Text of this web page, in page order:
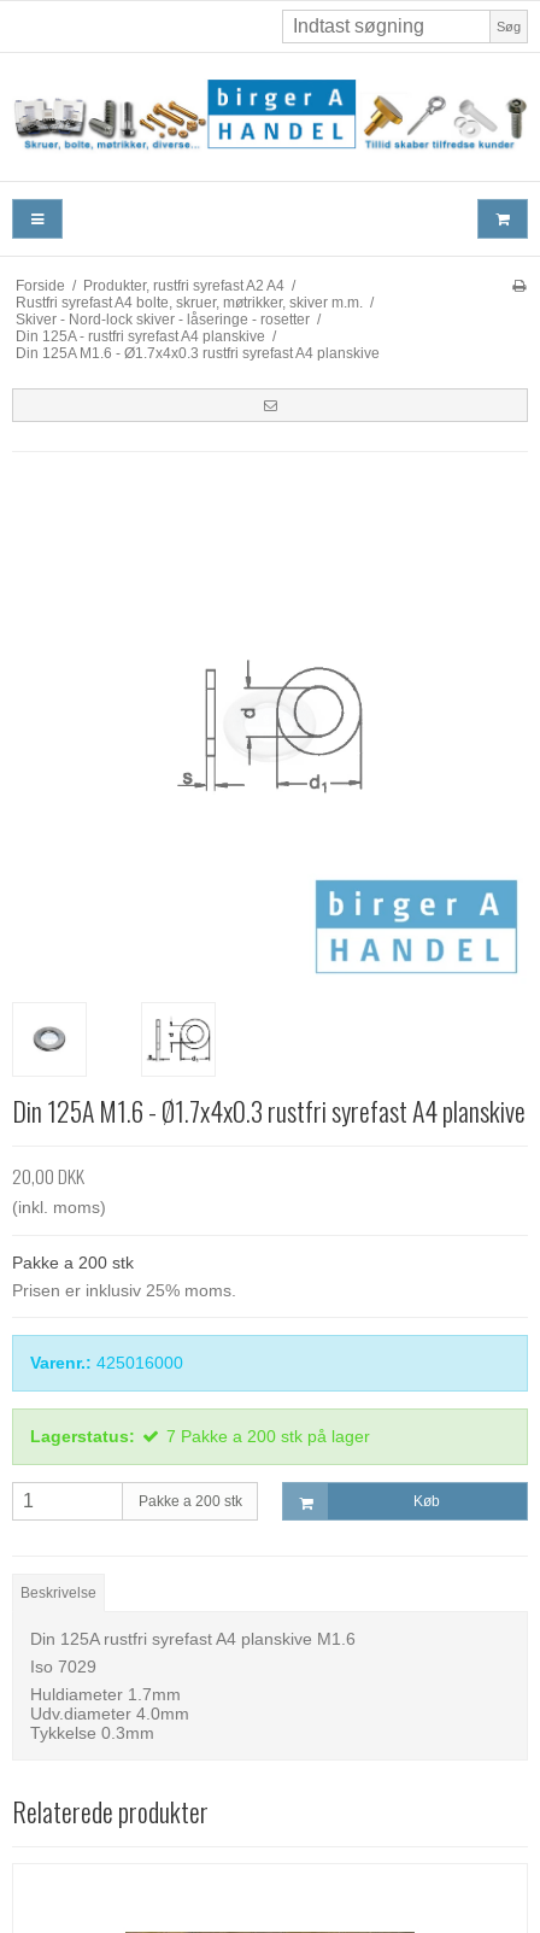
Søg
Forside / Produkter, rustfri syrefast A2 A4 /
Rustfri syrefast A4 bolte, skruer, møtrikker, skiver m.m. /
Skiver - Nord-lock skiver - låseringe - rosetter /
Din 125A - rustfri syrefast A4 planskive /
Din 125A M1.6 - Ø1.7x4x0.3 rustfri syrefast A4 planskive
Din 125A M1.6 - Ø1.7x4x0.3 rustfri syrefast A4 planskive
20,00 DKK
(inkl. moms)
Pakke a 200 stk
Prisen er inklusiv 25% moms.
Varenr.: 425016000
Lagerstatus: 7 Pakke a 200 stk på lager
Pakke a 200 stk Køb
Beskrivelse
Din 125A rustfri syrefast A4 planskive M1.6
Iso 7029
Huldiameter 1.7mm
Udv.diameter 4.0mm
Tykkelse 0.3mm
Relaterede produkter